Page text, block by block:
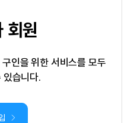
회원
인을 위한 서비스를 모두
있습니다.